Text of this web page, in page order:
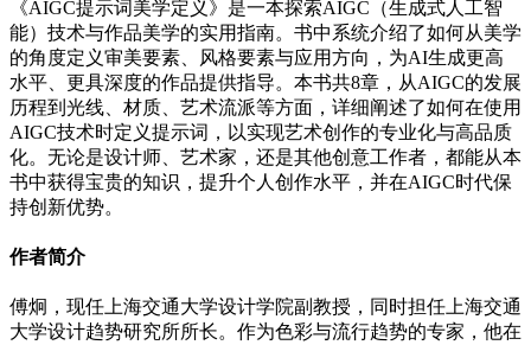
《AIGC提示词美学定义》是一本探索AIGC（生成式人工智
能）技术与作品美学的实用指南。书中系统介绍了如何从美学
的角度定义审美要素、风格要素与应用方向，为AI生成更高
水平、更具深度的作品提供指导。本书共8章，从AIGC的发展
历程到光线、材质、艺术流派等方面，详细阐述了如何在使用
AIGC技术时定义提示词，以实现艺术创作的专业化与高品质
化。无论是设计师、艺术家，还是其他创意工作者，都能从本
书中获得宝贵的知识，提升个人创作水平，并在AIGC时代保
持创新优势。
作者简介
傅炯，现任上海交通大学设计学院副教授，同时担任上海交通
大学设计趋势研究所所长。作为色彩与流行趋势的专家，他在